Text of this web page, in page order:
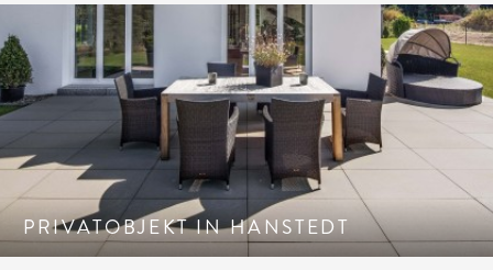
PRIVATOBJEKT IN HANSTEDT